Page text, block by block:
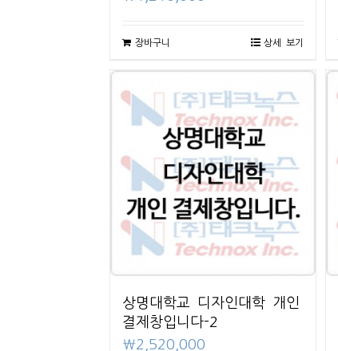
장바구니 상세 보기
상명대학교 디자인대학 개인
결제창입니다-2
₩2,520,000